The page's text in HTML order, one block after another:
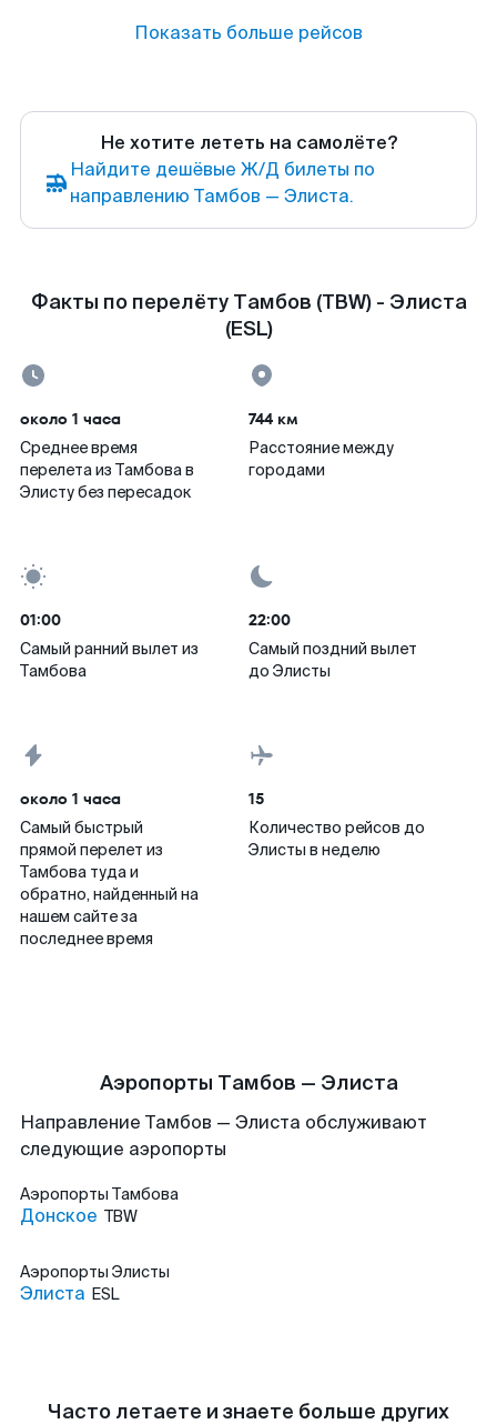
Показать больше рейсов
Не хотите лететь на самолёте?
Найдите дешёвые Ж/Д билеты по
направлению Тамбов — Элиста.
Факты по перелёту Тамбов (TBW) - Элиста
(ESL)
около 1 часа
Среднее время
перелета из Тамбова в
Элисту без пересадок
744 км
Расстояние между
городами
01:00
Самый ранний вылет из
Тамбова
22:00
Самый поздний вылет
до Элисты
около 1 часа
Самый быстрый
прямой перелет из
Тамбова туда и
обратно, найденный на
нашем сайте за
последнее время
15
Количество рейсов до
Элисты в неделю
Аэропорты Тамбов — Элиста
Направление Тамбов — Элиста обслуживают
следующие аэропорты
Аэропорты Тамбова
Донское TBW
Аэропорты Элисты
Элиста ESL
Часто летаете и знаете больше других